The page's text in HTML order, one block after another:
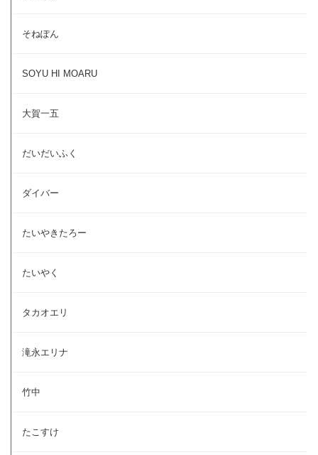
そねぽん
SOYU HI MOARU
大賀一五
だいだいふく
ダイバー
たいやきたろー
たいやく
タカオエリ
滝永エリナ
竹中
たこすけ